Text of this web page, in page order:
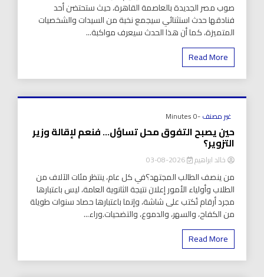
صوب مصر الجديدة بالعاصمة القاهرة، حيث ستحتضن أحد
فنادقها حدث استثنائي سيجمع نخبة من السيدات والشخصيات
المتميزة، كما أن هذا الحدث سيعرف مواكبة...
Read More
غير مصنف-0 Minutes
حين يصبح التفوق محل تساؤل… فنعم لإقالة وزير
التزوير؟
خالد ابراهيم 2026-08-03
من ينصف الطالب المجتهد؟في كل عام، ينتظر مئات الآلاف من
الطلاب وأولياء الأمور إعلان نتيجة الثانوية العامة، ليس باعتبارها
مجرد أرقام تُكتب على شاشة، وإنما باعتبارها حصاد سنوات طويلة
من الكفاح، والسهر، والدموع، والتضحيات.وراء...
Read More